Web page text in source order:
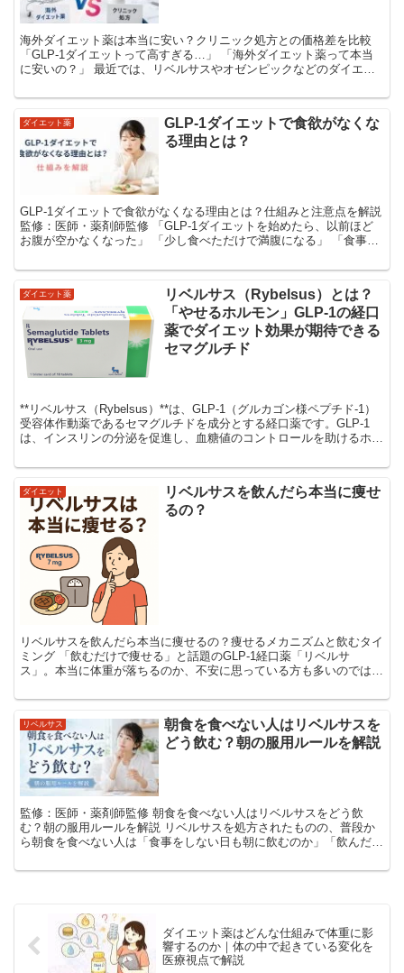
海外ダイエット薬は本当に安い？クリニック処方との価格差を比較
「GLP-1ダイエットって高すぎる…」 「海外ダイエット薬って本当
に安いの？」 最近では、リベルサスやオゼンピックなどのダイエッ
ダイエット薬
GLP-1ダイエットで食欲がなくな
る理由とは？
GLP-1ダイエットで食欲がなくなる理由とは？仕組みと注意点を解説
監修：医師・薬剤師監修 「GLP-1ダイエットを始めたら、以前ほど
お腹が空かなくなった」 「少し食べただけで満腹になる」 「食事を
ダイエット薬
リベルサス（Rybelsus）とは？
「やせるホルモン」GLP-1の経口
薬でダイエット効果が期待できる
セマグルチド
**リベルサス（Rybelsus）**は、GLP-1（グルカゴン様ペプチド-1）
受容体作動薬であるセマグルチドを成分とする経口薬です。GLP-1
は、インスリンの分泌を促進し、血糖値のコントロールを助けるホル
ダイエット
リベルサスを飲んだら本当に痩せ
るの？
リベルサスを飲んだら本当に痩せるの？痩せるメカニズムと飲むタイ
ミング 「飲むだけで痩せる」と話題のGLP-1経口薬「リベルサ
ス」。本当に体重が落ちるのか、不安に思っている方も多いのではな
リベルサス
朝食を食べない人はリベルサスを
どう飲む？朝の服用ルールを解説
監修：医師・薬剤師監修 朝食を食べない人はリベルサスをどう飲
む？朝の服用ルールを解説 リベルサスを処方されたものの、普段か
ら朝食を食べない人は「食事をしない日も朝に飲むのか」「飲んだあ
ダイエット薬はどんな仕組みで体重に影
響するのか｜体の中で起きている変化を
医療視点で解説